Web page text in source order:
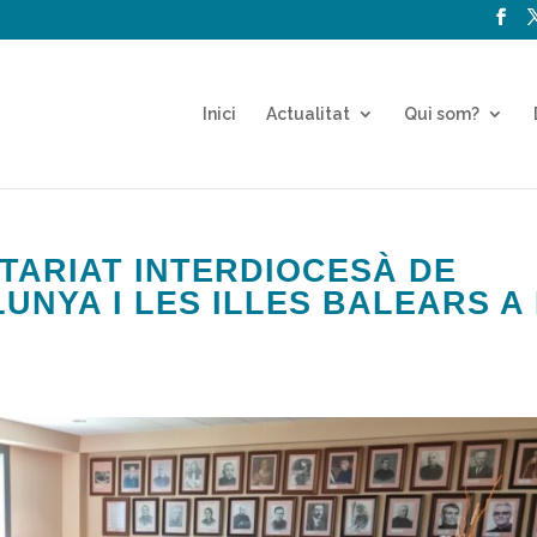
Inici Actualitat Qui som?
INTERDIOCESÀ DE
I LES ILLES BALEARS A